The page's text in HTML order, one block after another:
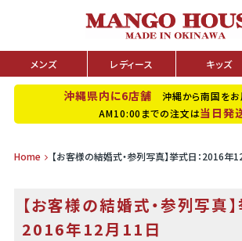
メンズ レディース キッズ
沖縄県内に6店舗 沖縄から南国をお
AM10:00までの注文は当日発
Home 【お客様の結婚式・参列写真】挙式日：2016年
【お客様の結婚式・参列写真】
2016年12月11日